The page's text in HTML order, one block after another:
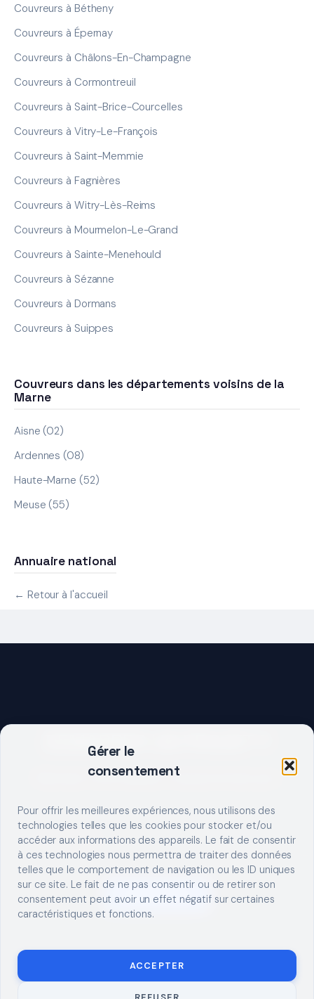
Gérer le
consentement
Pour offrir les meilleures expériences, nous utilisons des
technologies telles que les cookies pour stocker et/ou
accéder aux informations des appareils. Le fait de consentir
à ces technologies nous permettra de traiter des données
telles que le comportement de navigation ou les ID uniques
sur ce site. Le fait de ne pas consentir ou de retirer son
consentement peut avoir un effet négatif sur certaines
caractéristiques et fonctions.
ACCEPTER
Couvreurs à Bétheny
Couvreurs à Épernay
Couvreurs à Châlons-En-Champagne
Couvreurs à Cormontreuil
Couvreurs à Saint-Brice-Courcelles
Couvreurs à Vitry-Le-François
Couvreurs à Saint-Memmie
Couvreurs à Fagnières
Couvreurs à Witry-Lès-Reims
Couvreurs à Mourmelon-Le-Grand
Couvreurs à Sainte-Menehould
Couvreurs à Sézanne
Couvreurs à Dormans
Couvreurs à Suippes
Couvreurs dans les départements voisins de la
Marne
Aisne (02)
Ardennes (08)
Haute-Marne (52)
Meuse (55)
Annuaire national
← Retour à l'accueil
DEMARRER UN PROJET ?
Décrivez votre besoin, trouvez le bon pro.
S'INSCRIRE